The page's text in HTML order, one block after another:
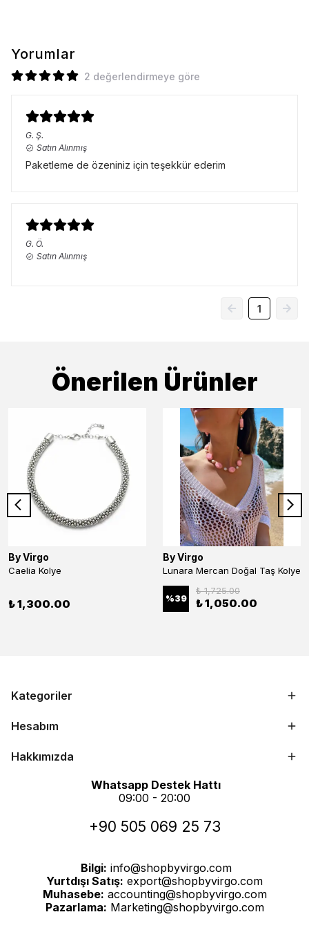
Yorumlar
2 değerlendirmeye göre
G. Ş.
Satın Alınmış
Paketleme de özeniniz için teşekkür ederim
G. Ö.
Satın Alınmış
1
Önerilen Ürünler
By Virgo
Caelia Kolye
₺ 1,300.00
By Virgo
Lunara Mercan Doğal Taş Kolye
%39
₺ 1,725.00
₺ 1,050.00
Kategoriler
Hesabım
Hakkımızda
Whatsapp Destek Hattı
09:00 - 20:00
+90 505 069 25 73
Bilgi: info@shopbyvirgo.com
Yurtdışı Satış: export@shopbyvirgo.com
Muhasebe: accounting@shopbyvirgo.com
Pazarlama: Marketing@shopbyvirgo.com